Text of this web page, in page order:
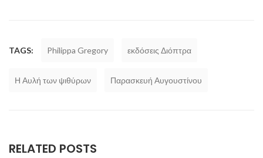
TAGS: Philippa Gregory εκδόσεις Διόπτρα
Η Αυλή των ψιθύρων Παρασκευή Αυγουστίνου
RELATED POSTS